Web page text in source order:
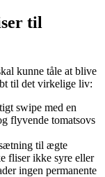
til
kunne tåle at blive
til det virkelige liv:
swipe med en
flyvende tomatsovs
til ægte
fliser ikke syre eller
ingen permanente